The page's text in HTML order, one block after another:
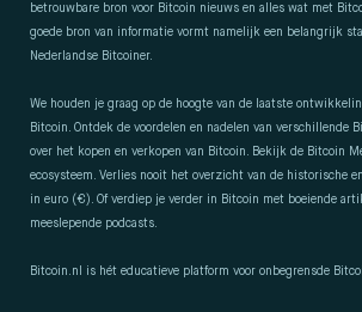
betrouwbare bron voor Bitcoin nieuws en alles wat met
goede bron van informatie vormt namelijk een belangrijk
Nederlandse Bitcoiner.
We houden je graag op de hoogte van de laatste
Bitcoin. Ontdek de voordelen en nadelen van verschillende
over het kopen en verkopen van Bitcoin. Bekijk de Bitcoin
ecosysteem. Verlies nooit het overzicht van de historische
in euro (€). Of verdiep je verder in Bitcoin met boeiende
meeslepende podcasts.
Bitcoin.nl is hét educatieve platform voor onbegrensde